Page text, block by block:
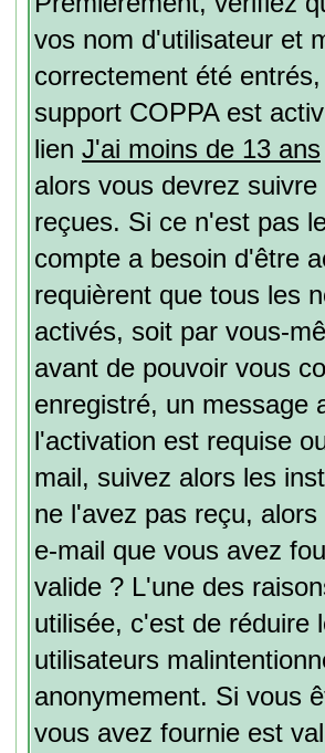
vos nom d'utilisateur et
correctement été
support COPPA est
lien J'ai moins de 13 ans
alors vous devrez
reçues. Si ce n'est pas
compte a besoin d'être
requièrent que tous les
activés, soit par vous-
avant de pouvoir vous
enregistré, un message
l'activation est requise
mail, suivez alors les
ne l'avez pas reçu,
e-mail que vous avez
valide ? L'une des
utilisée, c'est de réduire
utilisateurs
anonymement. Si vous
vous avez fournie est